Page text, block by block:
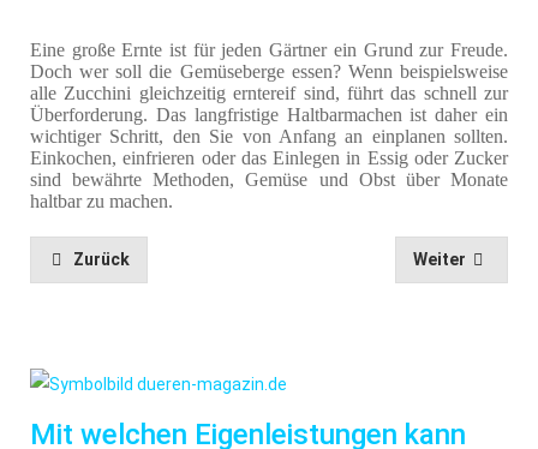
Eine große Ernte ist für jeden Gärtner ein Grund zur Freude.
Doch wer soll die Gemüseberge essen? Wenn beispielsweise
alle Zucchini gleichzeitig erntereif sind, führt das schnell zur
Überforderung. Das langfristige Haltbarmachen ist daher ein
wichtiger Schritt, den Sie von Anfang an einplanen sollten.
Einkochen, einfrieren oder das Einlegen in Essig oder Zucker
sind bewährte Methoden, Gemüse und Obst über Monate
haltbar zu machen.
Zurück Weiter
Mit welchen Eigenleistungen kann